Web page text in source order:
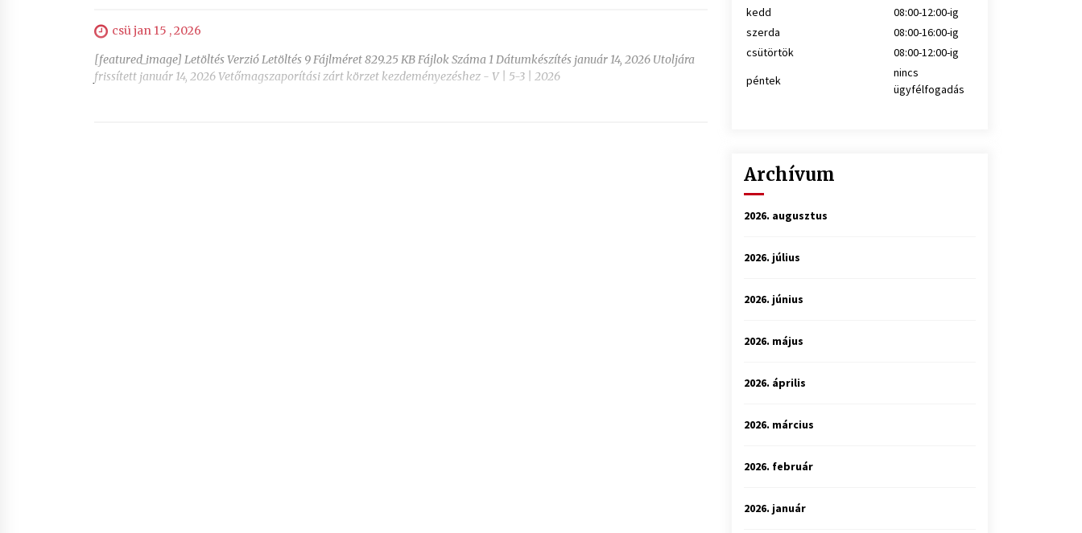
csü jan 15 , 2026
[featured_image] Letöltés Verzió Letöltés 9 Fájlméret 829.25 KB Fájlok Száma 1 Dátumkészítés január 14, 2026 Utoljára
frissített január 14, 2026 Vetőmagszaporítási zárt körzet kezdeményezéshez - V | 5-3 | 2026
kedd
08:00-12:00-ig
szerda
08:00-16:00-ig
csütörtök
08:00-12:00-ig
péntek
nincs
ügyfélfogadás
Archívum
2026. augusztus
2026. július
2026. június
2026. május
2026. április
2026. március
2026. február
2026. január